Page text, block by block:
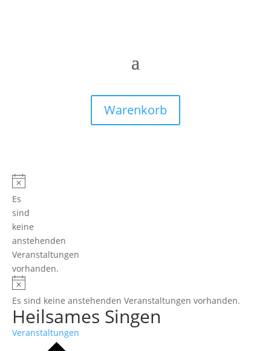
Warenkorb
Es
sind
keine
anstehenden
Veranstaltungen
vorhanden.
Es sind keine anstehenden Veranstaltungen vorhanden.
Heilsames Singen
Veranstaltungen